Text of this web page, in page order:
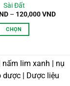
Sài Đất
– 120,000VND
CHỌN
này
nhiều
nấm lim xanh | nụ
dược | Dược liệu